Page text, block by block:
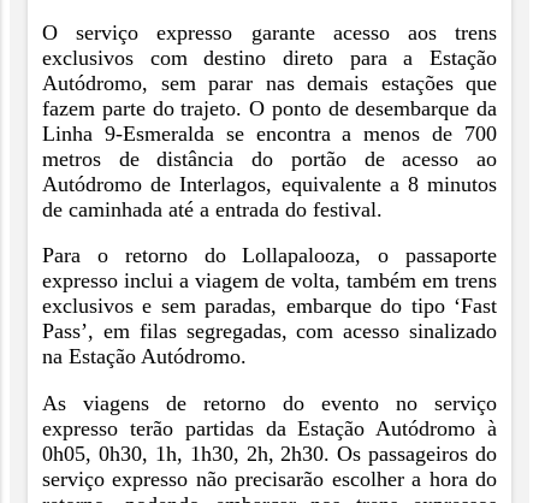
O serviço expresso garante acesso aos trens
exclusivos com destino direto para a Estação
Autódromo, sem parar nas demais estações que
fazem parte do trajeto. O ponto de desembarque da
Linha 9-Esmeralda se encontra a menos de 700
metros de distância do portão de acesso ao
Autódromo de Interlagos, equivalente a 8 minutos
de caminhada até a entrada do festival.
Para o retorno do Lollapalooza, o passaporte
expresso inclui a viagem de volta, também em trens
exclusivos e sem paradas, embarque do tipo ‘Fast
Pass’, em filas segregadas, com acesso sinalizado
na Estação Autódromo.
As viagens de retorno do evento no serviço
expresso terão partidas da Estação Autódromo à
0h05, 0h30, 1h, 1h30, 2h, 2h30. Os passageiros do
serviço expresso não precisarão escolher a hora do